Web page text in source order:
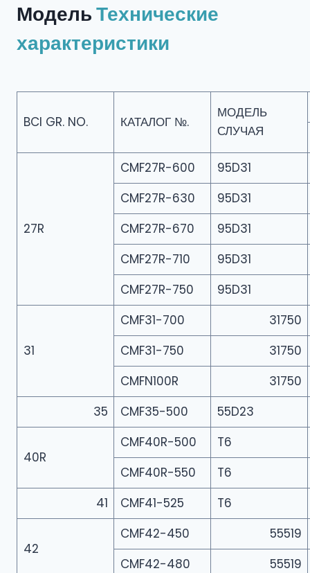
МодельТехнические
характеристики
BCI GR. NO. КАТАЛОГ №.
МОДЕЛЬ
СЛУЧАЯ
27R
CMF27R-600
95D31
CMF27R-630
95D31
CMF27R-670
95D31
CMF27R-710
95D31
CMF27R-750
95D31
31
CMF31-700
31750
CMF31-750
31750
CMFN100R
31750
35
CMF35-500 55D23
40R
CMF40R-500
T6
CMF40R-550
T6
41
CMF41-525 T6
42
CMF42-450
55519
CMF42-480
55519